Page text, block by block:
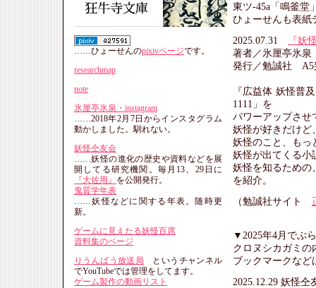
……ひょーせんのpixivページです。
researchmap
note
氷厘亭氷泉・instagram
……2018年2月7日からインスタグラム
動かしました。馴れない。
妖怪仝友会
……妖怪の進化の歴史や資料などを展
開してる研究機関。毎月13、29日に
『大佐用』 を公開発行。
鬼質学年表
……妖怪などに関する年表。随時更
新。
ゲームに見えたる妖怪百席
資料集のページ
りうんばう放送局 というチャンネル
でYouTubeでは管理をしてます。
ゲーム製作の動画リスト
東ツ-45a「鳴釜堂
ひょーせんも表紙
2025.07.31
『妖
著者／氷厘亭氷泉
発行／勉誠社 A5
『広益体 妖怪普
1111」を
パワーアップさせ
妖怪が好きだけど
妖怪のこと、もっ
妖怪が出てくる小
妖怪を知るための
を紹介。
（勉誠社サイト
▼2025年4月でぷ
クロヌシカガミの
ブックマークなど
2025.12.29 妖怪